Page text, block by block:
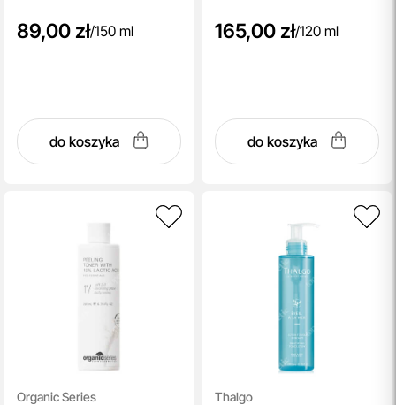
89,00 zł/150 ml
do koszyka
165,00 zł/120 ml
do koszyka
Organic Series Thalgo